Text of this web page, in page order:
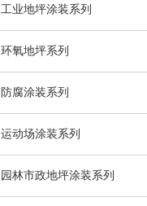
工业地坪涂装系列
环氧地坪系列
防腐涂装系列
运动场涂装系列
园林市政地坪涂装系列